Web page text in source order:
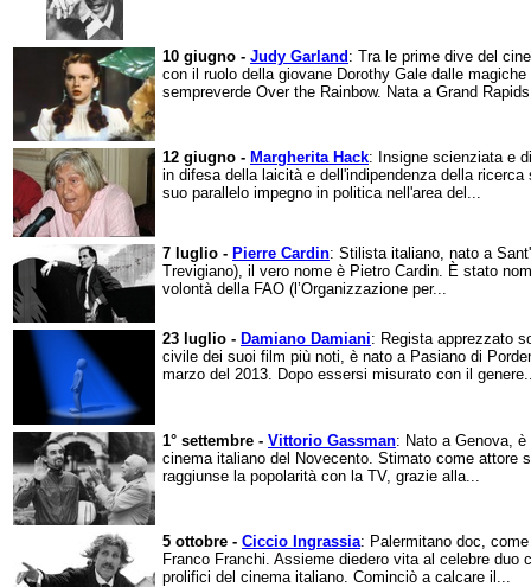
10 giugno - Judy Garland : Tra le prime dive del
con il ruolo della giovane Dorothy Gale dalle
sempreverde Over the Rainbow. Nata a Grand
12 giugno - Margherita Hack: Insigne scienziata e
in difesa della laicità e dell'indipendenza della
suo parallelo impegno in politica nell'area del...
7 luglio - Pierre Cardin: Stilista italiano, nato a
Trevigiano), il vero nome è Pietro Cardin. È stato
volontà della FAO (l’Organizzazione per...
23 luglio - Damiano Damiani: Regista apprezzato
civile dei suoi film più noti, è nato a Pasiano di
marzo del 2013. Dopo essersi misurato con il
1° settembre - Vittorio Gassman: Nato a Genova,
cinema italiano del Novecento. Stimato come attore
raggiunse la popolarità con la TV, grazie alla...
5 ottobre - Ciccio Ingrassia: Palermitano doc,
Franco Franchi. Assieme diedero vita al celebre duo
prolifici del cinema italiano. Cominciò a calcare il...